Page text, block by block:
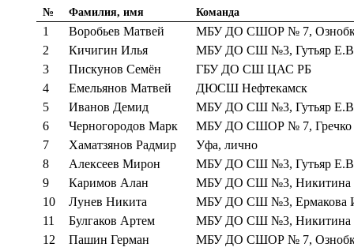
№ Фамилия, имя Команда
1 Воробьев Матвей
МБУ ДО СШОР № 7,
2
Кичигин Илья
МБУ ДО СШ №3, Гутьяр
3
Пискунов Семён
ГБУ ДО СШ ЦАС РБ
4
Емельянов Матвей
ДЮСШ Нефтекамск
5
Иванов Демид
МБУ ДО СШ №3, Гутьяр
6
Черногородов Марк
МБУ ДО СШОР № 7,
7
Хаматзянов Радмир
Уфа, лично
8
Алексеев Мирон
МБУ ДО СШ №3, Гутьяр
9
Каримов Алан
МБУ ДО СШ №3, Никитина
10
Лунев Никита
МБУ ДО СШ №3, Ермакова
11
Булгаков Артем
МБУ ДО СШ №3, Никитина
12
Пашин Герман
МБУ ДО СШОР № 7,